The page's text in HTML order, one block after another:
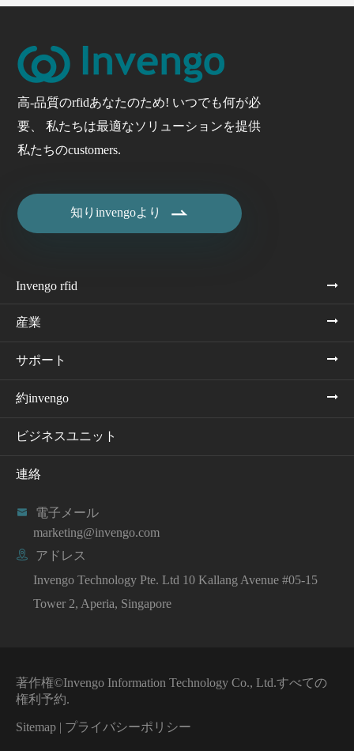
高-品質のrfidあなたのため! いつでも何が必
要、 私たちは最適なソリューションを提供
私たちのcustomers.
知りinvengoより 
Invengo rfid
産業
サポート
約invengo
ビジネスユニット
連絡

電子メール
marketing@invengo.com

アドレス
Invengo Technology Pte. Ltd 10 Kallang Avenue #05-15
Tower 2, Aperia, Singapore
著作権©Invengo Information Technology Co., Ltd.すべての
権利予約.
Sitemap | プライバシーポリシー